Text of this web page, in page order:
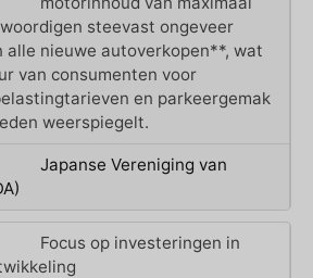
steevast ongeveer
nieuwe autoverkopen**, wat
van consumenten voor
en parkeergemak
weerspiegelt.
Japanse Vereniging van
Focus op investeringen in